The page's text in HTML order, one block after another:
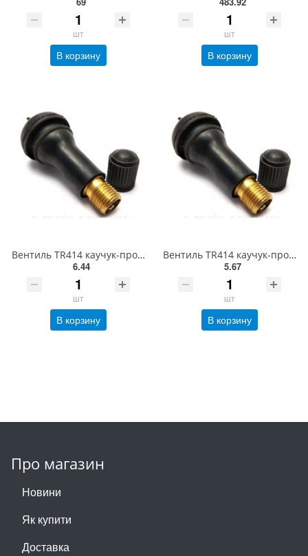
шт
В корзину
шт
В корзину
Вентиль TR414 каучук-продается только по упаковкам(100 шт)
6.44
шт
В корзину
Вентиль TR414 каучук-продается только по упаковкам(100 шт)
5.67
шт
В корзину
Про магазин
Новини
Як купити
Доставка